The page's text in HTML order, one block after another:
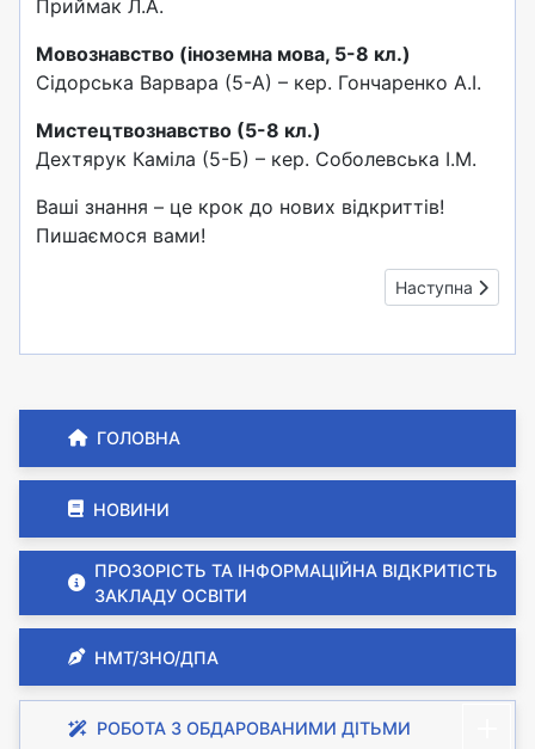
ГОЛОВНА
НОВИНИ
ПРОЗОРІСТЬ ТА ІНФОРМАЦІЙНА ВІДКРИТІСТЬ
ЗАКЛАДУ ОСВІТИ
НМТ/ЗНО/ДПА
РОБОТА З ОБДАРОВАНИМИ ДІТЬМИ
Приймак Л.А.
Мовознавство (іноземна мова, 5-8 кл.)
Сідорська Варвара (5-А) – кер. Гончаренко А.І.
Мистецтвознавство (5-8 кл.)
Дехтярук Каміла (5-Б) – кер. Соболевська І.М.
Ваші знання – це крок до нових відкриттів!
Пишаємося вами!
Наступна
Наступна